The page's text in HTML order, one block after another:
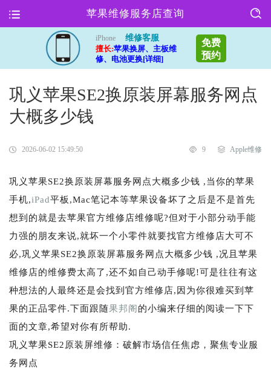
苹果维修服务店查询
iPhone
维修客服
擅长:苹果换屏、主板维
修、电池更换[详细]
免费
预约
巩义苹果SE2换原装屏幕服务网点
大概多少钱
2026-06-02 15:49:50 9 Apple维修
巩义苹果SE2换原装屏幕服务网点大概多少钱 ,当你的苹果
手机,iPad平板,Mac笔记本等苹果设备坏了之后是不是首先
想到的就是去苹果官方维修店维修呢?但对于小部分动手能
力强的朋友来说,就坏一个小零件就要找官方维修店大可不
必,巩义苹果SE2换原装屏幕服务网点大概多少钱 ,况且苹果
维修店的维修费太高了,还不如自己动手修呢!可是往往有这
种想法的人最终还是会找到官方维修店,因为你很难买到苹
果的正品零件.下面跟随果邦阁的小编来仔细的阅读一下下
面的文章,希望对你有所帮助.
巩义苹果SE2原装屏维修：破解市场信任焦虑，聚焦专业服
务网点